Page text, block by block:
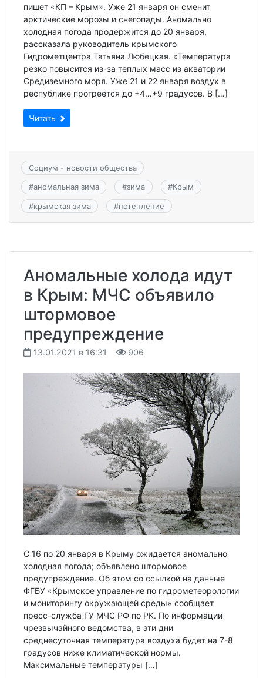
пишет «КП – Крым». Уже 21 января он сменит
арктические морозы и снегопады. Аномально
холодная погода продержится до 20 января,
рассказала руководитель крымского
Гидрометцентра Татьяна Любецкая. «Температура
резко повысится из-за теплых масс из акватории
Средиземного моря. Уже 21 и 22 января воздух в
республике прогреется до +4…+9 градусов. В […]
Читать
Социум - новости общества
#аномальная зима #зима #Крым
#крымская зима #потепление
Аномальные холода идут
в Крым: МЧС объявило
штормовое
предупреждение
13.01.2021 в 16:31 906
С 16 по 20 января в Крыму ожидается аномально
холодная погода; объявлено штормовое
предупреждение. Об этом со ссылкой на данные
ФГБУ «Крымское управление по гидрометеорологии
и мониторингу окружающей среды» сообщает
пресс-служба ГУ МЧС РФ по РК. По информации
чрезвычайного ведомства, в эти дни
среднесуточная температура воздуха будет на 7-8
градусов ниже климатической нормы.
Максимальные температуры […]